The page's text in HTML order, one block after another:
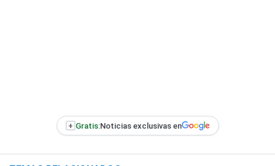
+ Gratis:Noticias exclusivas en